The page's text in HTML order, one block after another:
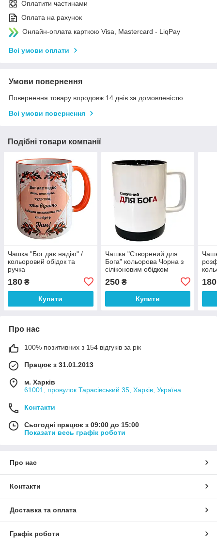
Оплатити частинами
Оплата на рахунок
Онлайн-оплата карткою Visa, Mastercard - LiqPay
Всі умови оплати
Умови повернення
Повернення товару впродовж 14 днів за домовленістю
Всі умови повернення
Подібні товари компанії
Чашка "Бог дає надію" /
кольоровий обідок та
ручка
180 ₴
Купити
Чашка "Створений для
Бога" кольорова Чорна з
сіліконовим обідком
250₴
Купити
180
Про нас
100% позитивних з 154 відгуків за рік
Працює з 31.01.2013
м. Харків
61001, провулок Тарасівський 35, Харків, Україна
Контакти
Сьогодні працює з 09:00 до 15:00
Показати весь графік роботи
Про нас
Контакти
Доставка та оплата
Графік роботи